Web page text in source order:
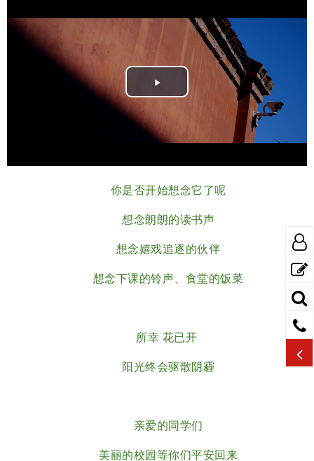
Play
Video
你是否开始想念它了呢
想念朗朗的读书声
想念嬉戏追逐的伙伴
想念下课的铃声、食堂的饭菜
所幸 花已开
阳光终会驱散阴霾
亲爱的同学们
美丽的校园等你们平安回来